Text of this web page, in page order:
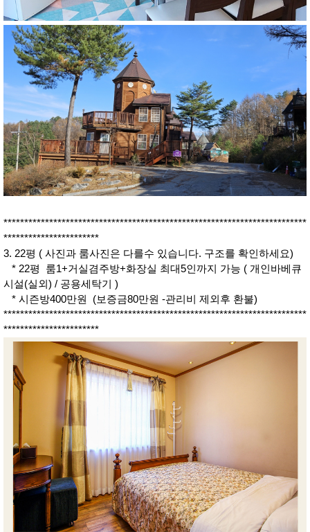
*************************************************************************
***********************
3. 22평 ( 사진과 룸사진은 다를수 있습니다. 구조를 확인하세요)
* 22평 룸1+거실겸주방+화장실 최대5인까지 가능 ( 개인바베큐
시설(실외) / 공용세탁기 )
* 시즌방400만원 (보증금80만원 -관리비 제외후 환불)
*************************************************************************
***********************